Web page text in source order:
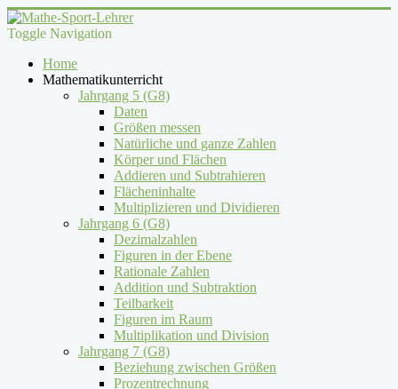
Toggle Navigation
Home
Mathematikunterricht
Jahrgang 5 (G8)
Daten
Größen messen
Natürliche und ganze Zahlen
Körper und Flächen
Addieren und Subtrahieren
Flächeninhalte
Multiplizieren und Dividieren
Jahrgang 6 (G8)
Dezimalzahlen
Figuren in der Ebene
Rationale Zahlen
Addition und Subtraktion
Teilbarkeit
Figuren im Raum
Multiplikation und Division
Jahrgang 7 (G8)
Beziehung zwischen Größen
Prozentrechnung